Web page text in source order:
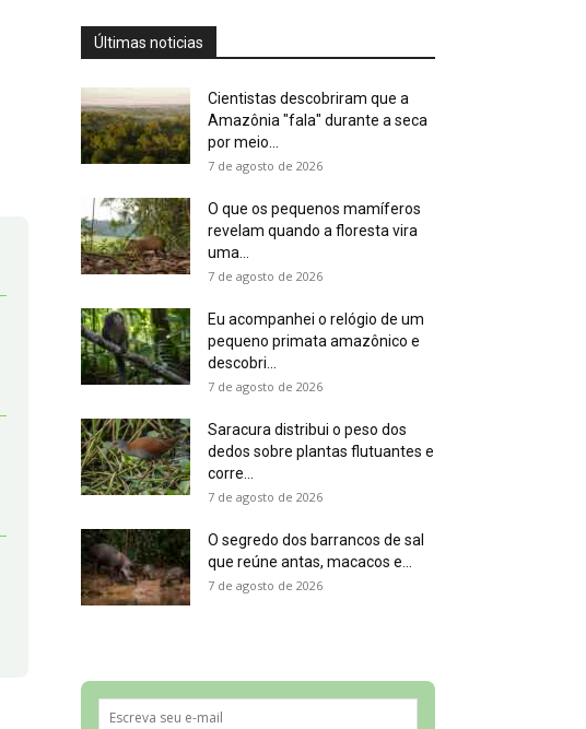
Últimas noticias
Cientistas descobriram que a
Amazônia "fala" durante a seca
por meio...
7 de agosto de 2026
O que os pequenos mamíferos
revelam quando a floresta vira
uma...
7 de agosto de 2026
Eu acompanhei o relógio de um
pequeno primata amazônico e
descobri...
7 de agosto de 2026
Saracura distribui o peso dos
dedos sobre plantas flutuantes e
corre...
7 de agosto de 2026
O segredo dos barrancos de sal
que reúne antas, macacos e...
7 de agosto de 2026